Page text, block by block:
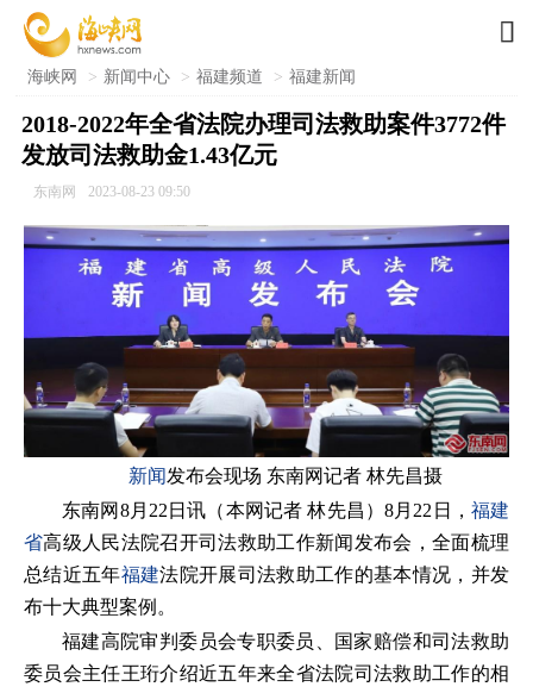

海峡网 > 新闻中心 > 福建频道 > 福建新闻
2018-2022年全省法院办理司法救助案件3772件
发放司法救助金1.43亿元
东南网 2023-08-23 09:50
新闻发布会现场 东南网记者 林先昌摄
东南网8月22日讯（本网记者 林先昌）8月22日， 福建
省高级人民法院召开司法救助工作新闻发布会，全面梳理
总结近五年福建法院开展司法救助工作的基本情况，并发
布十大典型案例。
福建高院审判委员会专职委员、国家赔偿和司法救助
委员会主任王珩介绍近五年来全省法院司法救助工作的相